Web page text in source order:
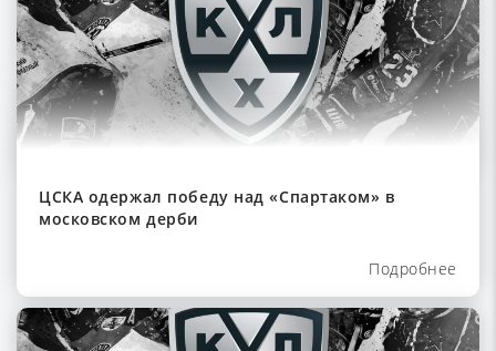
ЦСКА одержал победу над «Спартаком» в
московском дерби
Подробнее